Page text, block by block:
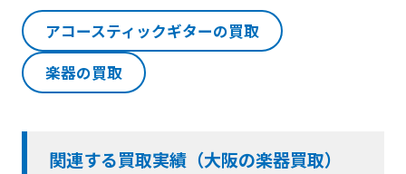
アコースティックギターの買取
楽器の買取
関連する買取実績（大阪の楽器買取）